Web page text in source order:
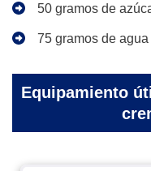
50 gramos de
75 gramos de agua
Equipamiento